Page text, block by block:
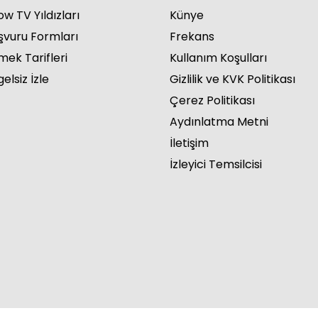
TV Yıldızları
Formları
Tarifleri
İzle
Künye
Frekans
Kullanım Koşulları
Gizlilik ve KVK Politikası
Çerez Politikası
Aydınlatma Metni
İletişim
İzleyici Temsilcisi